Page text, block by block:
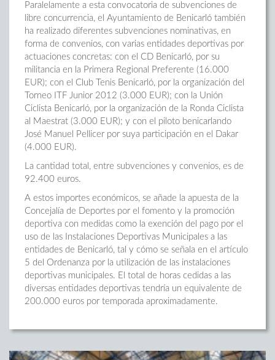
Paralelamente a esta convocatoria de subvenciones de
libre concurrencia, el Ayuntamiento de Benicarló también
ha realizado diferentes subvenciones nominativas, en
forma de convenios, con varias entidades deportivas por
actuaciones concretas: con el CD Benicarló, por su
militancia en la Primera Regional Preferente (16.000
EUR); con el Club Tenis Benicarló, por la organización del
Torneo ITF Junior 2012 (3.000 EUR); con la Unión
Ciclista Benicarló, por la organización de la Ronda Ciclista
al Maestrat (3.000 EUR); y con el piloto benicarlando
José Manuel Pellicer por suya participación en el Dakar
(4.000 EUR).
La cantidad total, entre subvenciones y convenios, es de
92.400 euros.
A estos importes económicos, se añade la apuesta de la
Concejalía de Deportes por el fomento y la promoción
deportiva con medidas como la exención del pago por el
uso de las Instalaciones Deportivas Municipales a las
entidades de Benicarló, tal y cómo se señala en el artículo
5 del Ordenanza por la utilización de las instalaciones
deportivas municipales. El total de horas cedidas a las
diversas entidades deportivas tendría un equivalente de
200.000 euros por temporada aproximadamente.